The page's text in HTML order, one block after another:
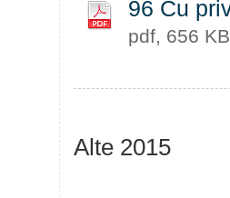
96 Cu
pdf, 656 KB
Alte 2015